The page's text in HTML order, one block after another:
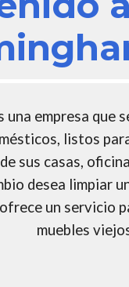
una empresa que
listos
sus casas,
desea limpiar
ofrece un servicio
muebles